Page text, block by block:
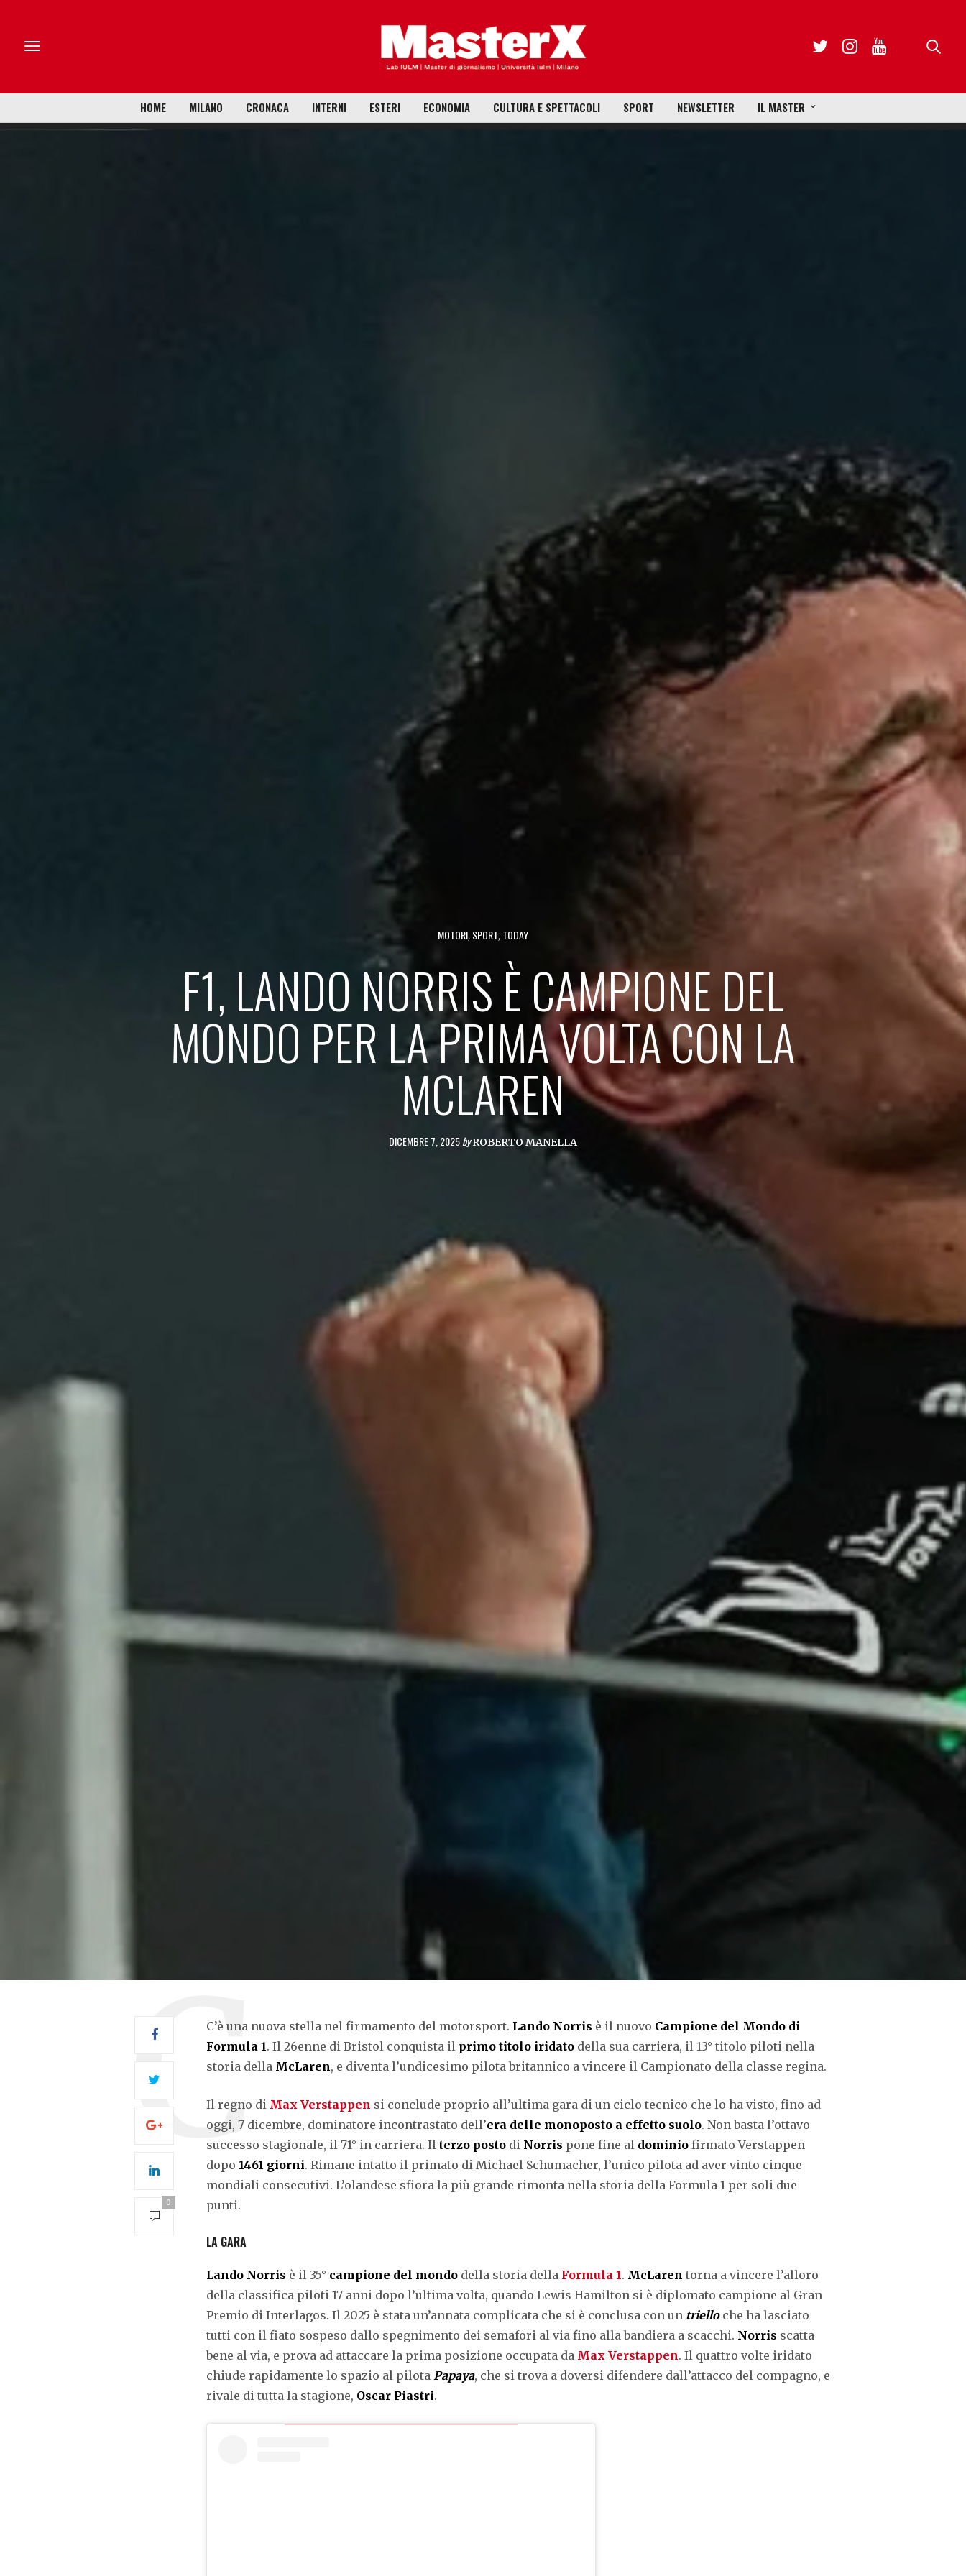
HOME MILANO CRONACA INTERNI ESTERI ECONOMIA CULTURA E SPETTACOLI SPORT NEWSLETTER IL MASTER
MOTORI,SPORT,TODAY
F1, LANDO NORRIS È CAMPIONE DEL
MONDO PER LA PRIMA VOLTA CON LA
MCLAREN
DICEMBRE 7, 2025by ROBERTO MANELLA
0
C’è una nuova stella nel firmamento del motorsport. Lando Norris è il nuovo Campione del Mondo di
Formula 1. Il 26enne di Bristol conquista il primo titolo iridato della sua carriera, il 13° titolo piloti nella
storia della McLaren, e diventa l’undicesimo pilota britannico a vincere il Campionato della classe regina.
Il regno di Max Verstappen si conclude proprio all’ultima gara di un ciclo tecnico che lo ha visto, fino ad
oggi, 7 dicembre, dominatore incontrastato dell’era delle monoposto a effetto suolo. Non basta l’ottavo
successo stagionale, il 71° in carriera. Il terzo posto di Norris pone fine al dominio firmato Verstappen
dopo 1461 giorni. Rimane intatto il primato di Michael Schumacher, l’unico pilota ad aver vinto cinque
mondiali consecutivi. L’olandese sfiora la più grande rimonta nella storia della Formula 1 per soli due
punti.
LA GARA
Lando Norris è il 35° campione del mondo della storia della Formula 1. McLaren torna a vincere l’alloro
della classifica piloti 17 anni dopo l’ultima volta, quando Lewis Hamilton si è diplomato campione al Gran
Premio di Interlagos. Il 2025 è stata un’annata complicata che si è conclusa con un triello che ha lasciato
tutti con il fiato sospeso dallo spegnimento dei semafori al via fino alla bandiera a scacchi. Norris scatta
bene al via, e prova ad attaccare la prima posizione occupata da Max Verstappen. Il quattro volte iridato
chiude rapidamente lo spazio al pilota Papaya, che si trova a doversi difendere dall’attacco del compagno, e
rivale di tutta la stagione, Oscar Piastri.